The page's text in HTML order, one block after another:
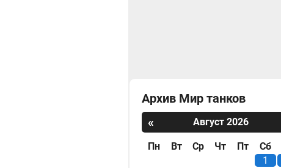
Архив Мир танков
«
Август 2026
Пн Вт Ср Чт Пт
Сб
1